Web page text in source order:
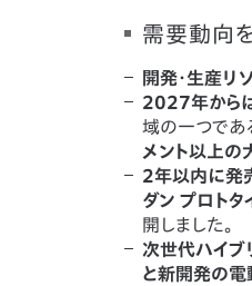
需要動向
開発・生産リ
2027年からは
域の一つであ
メント以上の
2年以内に発
ダン プロトタ
開しました。
次世代ハイブ
と新開発の